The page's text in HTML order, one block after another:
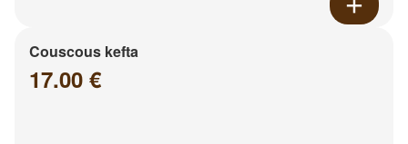
Couscous kefta
17.00 €